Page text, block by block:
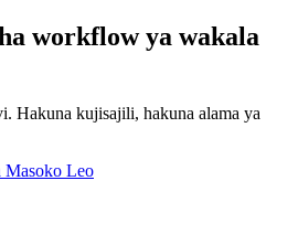
workflow ya wakala
Hakuna kujisajili, hakuna alama ya
Masoko Leo